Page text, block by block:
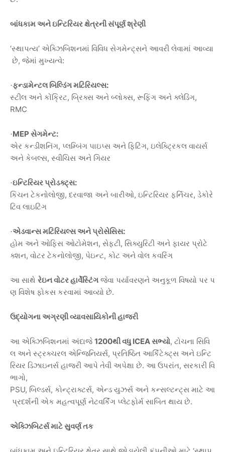
બાંધકામઅનેઇન્ટિરિયરક્ષેત્રનીસંપૂર્ણશ્રેણી
‘સ્થાપત્ય’ એક્ઝિબિશનમાં વિવિધ સેગમેન્ટ્સને આવરી લેવામાં આવ્યા
છે, જેમાં મુખ્યત્વે:
·ફન્ડામેન્ટલ બિલ્ડિંગમટિરિયલ્સ:
સ્ટીલ અને કોંક્રિટ, બ્રિક્સ અને બ્લોક્સ, રૂફિંગ અને ક્લેડિંગ,
RMC
·MEP સેગમેન્ટ:
એર કન્ડીશનિંગ, પ્લમ્બિંગ પાઇપ્સ અને ફિટિંગ, ઇલેક્ટ્રિકલ વાયર્સ
અને કેબલ્સ, સ્વીચિસ અને ગિયર
·ઇન્ટિરિયરપ્રોડક્ટ્સ:
કિચન ટેકનોલોજી, દરવાજા અને બારીઓ, ઇન્ટિરિયર ફર્નિચર, ડેકોરે
ટિવ લાઇટિંગ
·એડવાન્સમટિરિયલ્સઅનેપ્રોસેસિસ:
હોમ અને ઓફિસ ઓટોમેશન, સેફ્ટી, સિક્યુરિટી અને ફાયર પ્રોટે
ક્શન, વોટર ટેકનોલોજી, પેઇન્ટ, કોટ અને વોલ કવરિંગ
આ સાથે રેઇનવોટરહાર્વેસ્ટિંગ જેવા પર્યાવરણને અનુકૂળ વિષયો પર પ
ણ વિશેષ ફોકસ કરવામાં આવ્યો છે.
ઉદ્યોગનાઅગ્રણીવ્યાવસાયિકોનીહાજરી
આ એક્ઝિબિશનમાં અંદાજે 1200થીવધુ ICEAસભ્યો, ટોચના સિવિ
લ અને સ્ટ્રક્ચરલ એન્જિનિયર્સ, પ્રતિષ્ઠિત આર્કિટેક્ટ્સ અને ઇન્ટિ
રિયર ડિઝાઇનર્સ હાજરી આપે તેવી અપેક્ષા છે. આ ઉપરાંત, સરકારી વિ
ભાગો,
PSU, બિલ્ડર્સ, કોન્ટ્રાક્ટર્સ, એન્ડ યુઝર્સ અને કન્સલ્ટન્ટ્સ માટે આ
પ્રદર્શની એક મહત્વપૂર્ણ નેટવર્કિંગ પ્લેટફોર્મ સાબિત થાય છે.
એક્ઝિબિટર્સમાટેસુવર્ણતક